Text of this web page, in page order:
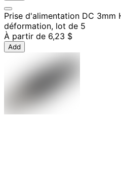
Prise d'alimentation DC
déformation, lot de 5
À partir de 6,23 $
Add